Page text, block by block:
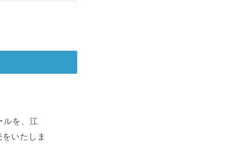
ルを、江
いたしま